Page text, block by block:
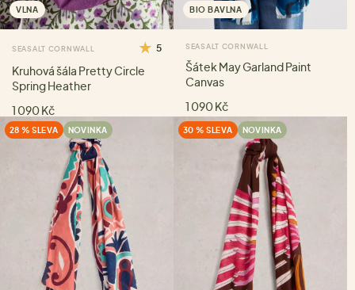
VLNA
SEASALT CORNWALL 5
Kruhová šála Pretty Circle
Spring Heather
1 090 Kč
BIO BAVLNA
SEASALT CORNWALL
Šátek May Garland Paint
Canvas
1 090 Kč
28 % SLEVA NOVINKA 30 % SLEVA NOVINKA